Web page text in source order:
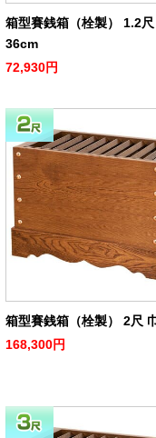
箱型賽銭箱（栓製） 1.2尺
36cm
72,930円
箱型賽銭箱（栓製） 2尺
168,300円